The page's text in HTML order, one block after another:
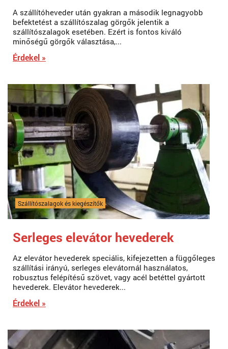
A szállítóheveder után gyakran a második legnagyobb
befektetést a szállítószalag görgők jelentik a
szállítószalagok esetében. Ezért is fontos kiváló
minőségű görgők választása,...
Érdekel »
Szállítószalagok és kiegészítők
Serleges elevátor hevederek
Az elevátor hevederek speciális, kifejezetten a függőleges
szállítási irányú, serleges elevátornál használatos,
robusztus felépítésű szövet, vagy acél betéttel gyártott
hevederek. Elevátor hevederek...
Érdekel »